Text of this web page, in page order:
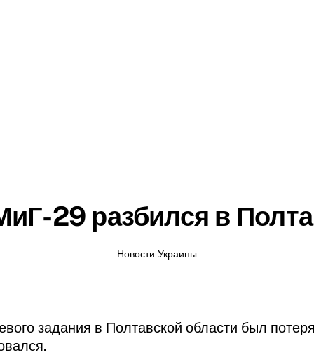
29 разбился в
Новости Украины
задания в Полтавской области был